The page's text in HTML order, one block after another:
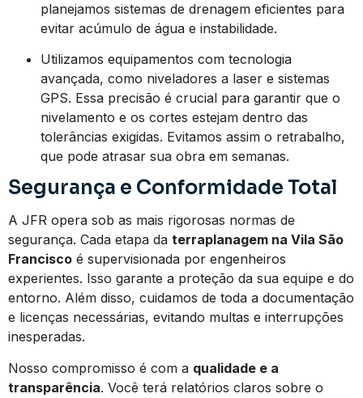
planejamos sistemas de drenagem eficientes para
evitar acúmulo de água e instabilidade.
Utilizamos equipamentos com tecnologia
avançada, como niveladores a laser e sistemas
GPS. Essa precisão é crucial para garantir que o
nivelamento e os cortes estejam dentro das
tolerâncias exigidas. Evitamos assim o retrabalho,
que pode atrasar sua obra em semanas.
Segurança e Conformidade Total
A JFR opera sob as mais rigorosas normas de
segurança. Cada etapa da terraplanagem na Vila São
Francisco é supervisionada por engenheiros
experientes. Isso garante a proteção da sua equipe e do
entorno. Além disso, cuidamos de toda a documentação
e licenças necessárias, evitando multas e interrupções
inesperadas.
Nosso compromisso é com a qualidade e a
transparência. Você terá relatórios claros sobre o